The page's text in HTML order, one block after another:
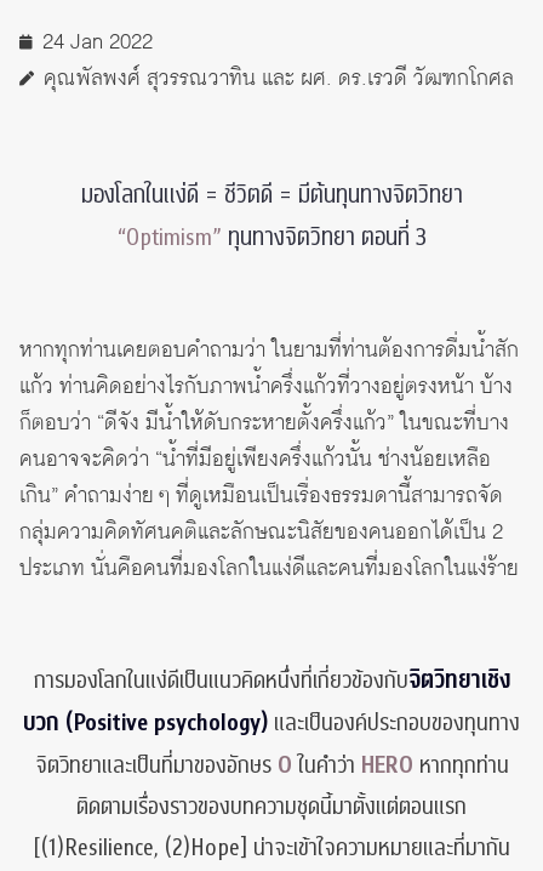
24 Jan 2022
คุณพัลพงศ์ สุวรรณวาทิน และ ผศ. ดร.เรวดี วัฒฑกโกศล
มองโลกในแง่ดี = ชีวิตดี = มีต้นทุนทางจิตวิทยา
“Optimism” ทุนทางจิตวิทยา ตอนที่ 3
หากทุกท่านเคยตอบคำถามว่า ในยามที่ท่านต้องการดื่มน้ำสัก
แก้ว ท่านคิดอย่างไรกับภาพน้ำครึ่งแก้วที่วางอยู่ตรงหน้า บ้าง
ก็ตอบว่า “ดีจัง มีน้ำให้ดับกระหายตั้งครึ่งแก้ว” ในขณะที่บาง
คนอาจจะคิดว่า “น้ำที่มีอยู่เพียงครึ่งแก้วนั้น ช่างน้อยเหลือ
เกิน” คำถามง่าย ๆ ที่ดูเหมือนเป็นเรื่องธรรมดานี้สามารถจัด
กลุ่มความคิดทัศนคติและลักษณะนิสัยของคนออกได้เป็น 2
ประเภท นั่นคือคนที่มองโลกในแง่ดีและคนที่มองโลกในแง่ร้าย
การมองโลกในแง่ดีเป็นแนวคิดหนึ่งที่เกี่ยวข้องกับจิตวิทยาเชิง
บวก (Positive psychology) และเป็นองค์ประกอบของทุนทาง
จิตวิทยาและเป็นที่มาของอักษร Oในคำว่า HERO หากทุกท่าน
ติดตามเรื่องราวของบทความชุดนี้มาตั้งแต่ตอนแรก
[(1)Resilience, (2)Hope] น่าจะเข้าใจความหมายและที่มากัน